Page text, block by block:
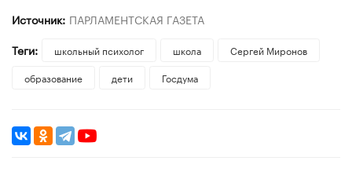
Источник: ПАРЛАМЕНТСКАЯ ГАЗЕТА
Теги:
школьный психолог школа
Сергей Миронов
образование
дети Госдума